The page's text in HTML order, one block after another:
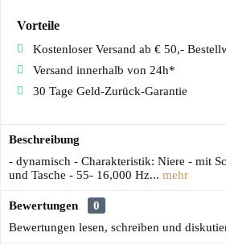
Vorteile
Kostenloser Versand ab € 50,-
Versand innerhalb von 24h*
30 Tage Geld-Zurück-Garantie
Beschreibung
- dynamisch - Charakteristik: Niere - mit
und Tasche - 55- 16,000 Hz... mehr
Bewertungen
0
Bewertungen lesen, schreiben und